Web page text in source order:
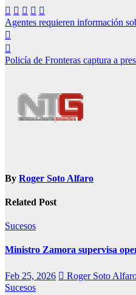
Navegación
de
entradas
Agentes requieren información
Policía de Fronteras captura a
By Roger Soto Alfaro
Related Post
Sucesos
Ministro Zamora supervisa
Feb 25, 2026
Roger Soto
Sucesos